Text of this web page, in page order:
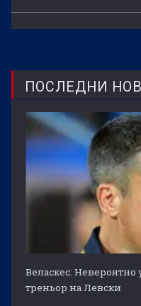
ПОСЛЕДНИ
Веласкес:
треньор на Левски